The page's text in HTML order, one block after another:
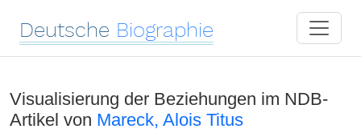
Deutsche Biographie
Visualisierung der Beziehungen im NDB-
Artikel von Mareck, Alois Titus